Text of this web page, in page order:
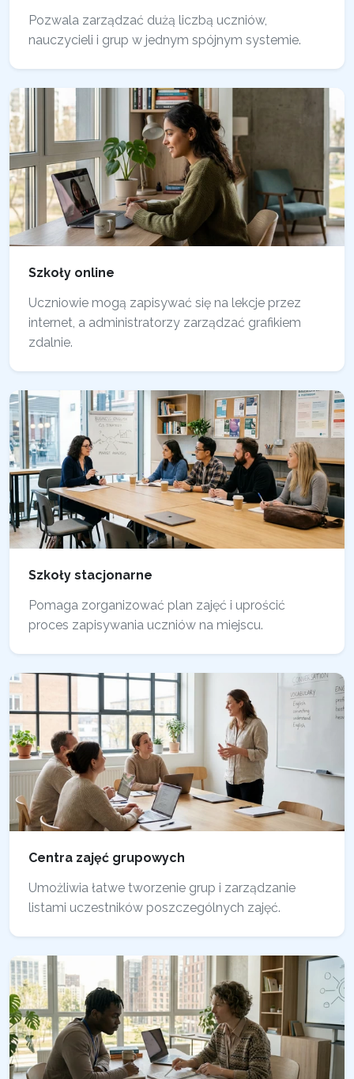
Pozwala zarządzać dużą liczbą uczniów,
nauczycieli i grup w jednym spójnym systemie.
Szkoły online
Uczniowie mogą zapisywać się na lekcje przez
internet, a administratorzy zarządzać grafikiem
zdalnie.
Szkoły stacjonarne
Pomaga zorganizować plan zajęć i uprościć
proces zapisywania uczniów na miejscu.
Centra zajęć grupowych
Umożliwia łatwe tworzenie grup i zarządzanie
listami uczestników poszczególnych zajęć.